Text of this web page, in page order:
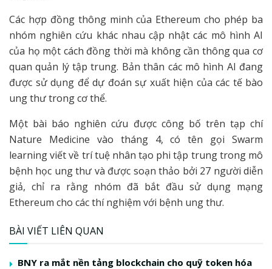
Các hợp đồng thông minh của Ethereum cho phép ba
nhóm nghiên cứu khác nhau cập nhật các mô hình AI
của họ một cách đồng thời mà không cần thông qua cơ
quan quản lý tập trung. Bản thân các mô hình AI đang
được sử dụng để dự đoán sự xuất hiện của các tế bào
ung thư trong cơ thể.
Một bài báo nghiên cứu được công bố trên tạp chí
Nature Medicine vào tháng 4, có tên gọi Swarm
learning viết về trí tuệ nhân tạo phi tập trung trong mô
bệnh học ung thư và được soạn thảo bởi 27 người diễn
giả, chỉ ra rằng nhóm đã bắt đầu sử dụng mạng
Ethereum cho các thí nghiệm với bệnh ung thư.
BÀI VIẾT LIÊN QUAN
BNY ra mắt nền tảng blockchain cho quỹ token hóa